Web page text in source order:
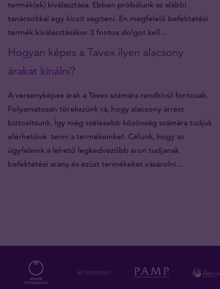
termék(ek) kiválasztása. Ebben próbálunk az alábbi
tanácsokkal egy kicsit segíteni. En megfelelő befektetési
termék kiválasztásákor 3 fontos dolgot kell...
Hogyan képes a Tavex ilyen alacsony
árakat kínálni?
A versenyképes árak a Tavex számára rendkívül fontosak.
Folyamatosan törekszünk rá, hogy alacsony árrést
biztosítsunk. Így még szélesebb közönség számára tudjuk
elérhetővé tenni a termékeinket. Célunk, hogy az
ügyfeleink a lehető legkedvezőbb áron tudjanak
befektetési arany és ezüst termékeket vásárolni...